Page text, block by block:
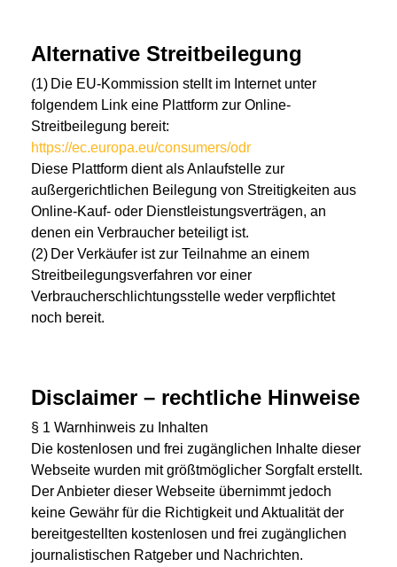
Alternative Streitbeilegung
(1) Die EU-Kommission stellt im Internet unter
folgendem Link eine Plattform zur Online-
Streitbeilegung bereit:
https://ec.europa.eu/consumers/odr
Diese Plattform dient als Anlaufstelle zur
außergerichtlichen Beilegung von Streitigkeiten aus
Online-Kauf- oder Dienstleistungsverträgen, an
denen ein Verbraucher beteiligt ist.
(2) Der Verkäufer ist zur Teilnahme an einem
Streitbeilegungsverfahren vor einer
Verbraucherschlichtungsstelle weder verpflichtet
noch bereit.
Disclaimer – rechtliche Hinweise
§ 1 Warnhinweis zu Inhalten
Die kostenlosen und frei zugänglichen Inhalte dieser
Webseite wurden mit größtmöglicher Sorgfalt erstellt.
Der Anbieter dieser Webseite übernimmt jedoch
keine Gewähr für die Richtigkeit und Aktualität der
bereitgestellten kostenlosen und frei zugänglichen
journalistischen Ratgeber und Nachrichten.